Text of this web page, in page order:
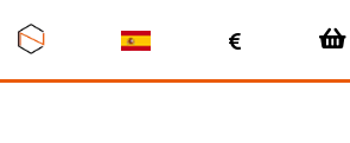
contenido